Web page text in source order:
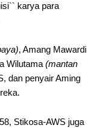
karya para
, Amang Mawardi
Wilutama (mantan
dan penyair Aming
Stikosa-AWS juga